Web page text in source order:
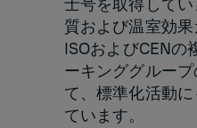
士号を取得して
質および温室効
ISOおよびCENの
ーキンググルー
て、標準化活動
ています。